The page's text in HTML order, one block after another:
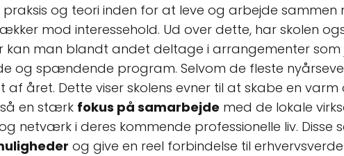
og teori inden for at leve og arbejde
mod interessehold. Ud over dette, har skolen
kan man blandt andet deltage i arrangementer
og spændende program. Selvom de fleste
af året. Dette viser skolens evner til at skabe en
en stærk fokus på samarbejde med de lokale
netværk i deres kommende professionelle liv.
og give en reel forbindelse til